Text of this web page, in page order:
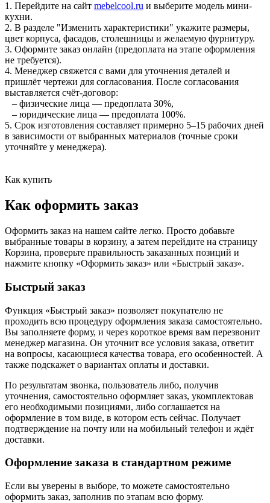
1. Перейдите на сайт mebelcool.ru и выберите модель мини-
кухни.
2. В разделе "Изменить характеристики" укажите размеры,
цвет корпуса, фасадов, столешницы и желаемую фурнитуру.
3. Оформите заказ онлайн (предоплата на этапе оформления
не требуется).
4. Менеджер свяжется с вами для уточнения деталей и
пришлёт чертежи для согласования. После согласования
выставляется счёт-договор:
– физические лица — предоплата 30%,
– юридические лица — предоплата 100%.
5. Срок изготовления составляет примерно 5–15 рабочих дней
в зависимости от выбранных материалов (точные сроки
уточняйте у менеджера).
Как купить
Как оформить заказ
Оформить заказ на нашем сайте легко. Просто добавьте
выбранные товары в корзину, а затем перейдите на страницу
Корзина, проверьте правильность заказанных позиций и
нажмите кнопку «Оформить заказ» или «Быстрый заказ».
Быстрый заказ
Функция «Быстрый заказ» позволяет покупателю не
проходить всю процедуру оформления заказа самостоятельно.
Вы заполняете форму, и через короткое время вам перезвонит
менеджер магазина. Он уточнит все условия заказа, ответит
на вопросы, касающиеся качества товара, его особенностей. А
также подскажет о вариантах оплаты и доставки.
По результатам звонка, пользователь либо, получив
уточнения, самостоятельно оформляет заказ, укомплектовав
его необходимыми позициями, либо соглашается на
оформление в том виде, в котором есть сейчас. Получает
подтверждение на почту или на мобильный телефон и ждёт
доставки.
Оформление заказа в стандартном режиме
Если вы уверены в выборе, то можете самостоятельно
оформить заказ, заполнив по этапам всю форму.